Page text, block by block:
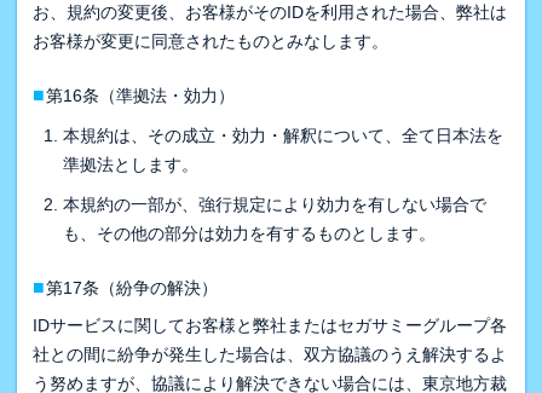
お、規約の変更後、お客様がそのIDを利用された場合、弊社は
お客様が変更に同意されたものとみなします。
■第16条（準拠法・効力）
本規約は、その成立・効力・解釈について、全て日本法を
準拠法とします。
本規約の一部が、強行規定により効力を有しない場合で
も、その他の部分は効力を有するものとします。
■第17条（紛争の解決）
IDサービスに関してお客様と弊社またはセガサミーグループ各
社との間に紛争が発生した場合は、双方協議のうえ解決するよ
う努めますが、協議により解決できない場合には、東京地方裁